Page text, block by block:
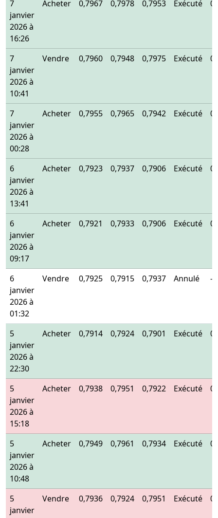
7
janvier
2026 à
16:26
Acheter 0,7967 0,7978 0,7953 Exécuté
7
janvier
2026 à
10:41
Vendre 0,7960 0,7948 0,7975 Exécuté
7
janvier
2026 à
00:28
Acheter 0,7955 0,7965 0,7942 Exécuté
6
janvier
2026 à
13:41
Acheter 0,7923 0,7937 0,7906 Exécuté
6
janvier
2026 à
09:17
Acheter 0,7921 0,7933 0,7906 Exécuté
6
janvier
2026 à
01:32
Vendre 0,7925 0,7915 0,7937 Annulé -
5
janvier
2026 à
22:30
Acheter 0,7914 0,7924 0,7901 Exécuté
5
janvier
2026 à
15:18
Acheter 0,7938 0,7951 0,7922 Exécuté
5
janvier
2026 à
10:48
Acheter 0,7949 0,7961 0,7934 Exécuté
5
janvier
Vendre 0,7936 0,7924 0,7951 Exécuté